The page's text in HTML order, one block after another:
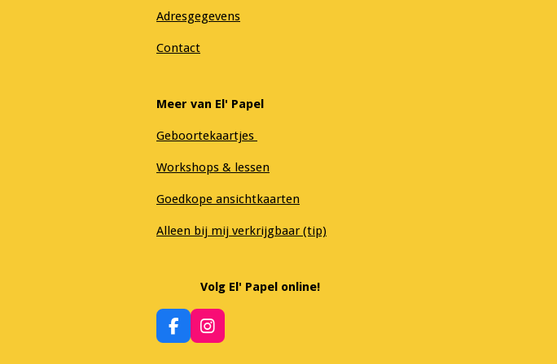
Adresgegevens
Contact
Meer van El' Papel
Geboortekaartjes
Workshops & lessen
Goedkope ansichtkaarten
Alleen bij mij verkrijgbaar (tip)
Volg El' Papel online!
F
a
I
n